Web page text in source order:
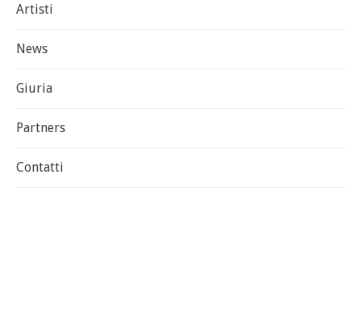
Artisti
News
Giuria
Partners
Contatti